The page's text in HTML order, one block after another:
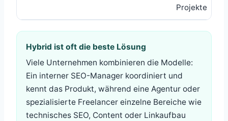
Projekte
Hybrid ist oft die beste Lösung
Viele Unternehmen kombinieren die Modelle:
Ein interner SEO-Manager koordiniert und
kennt das Produkt, während eine Agentur oder
spezialisierte Freelancer einzelne Bereiche wie
technisches SEO, Content oder Linkaufbau